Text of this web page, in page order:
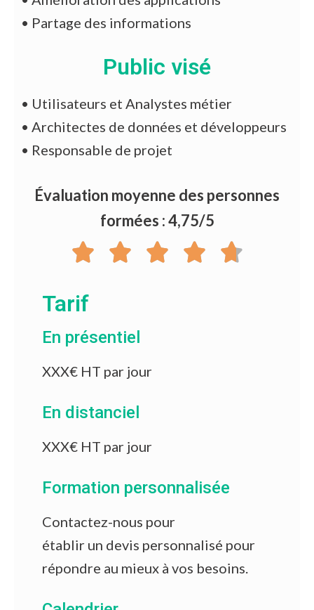
• Partage des informations
Public visé
• Utilisateurs et Analystes métier
• Architectes de données et développeurs
• Responsable de projet
Évaluation moyenne des personnes
formées : 4,75/5
    
Tarif
En présentiel
XXX€ HT par jour
En distanciel
XXX€ HT par jour
Formation personnalisée
Contactez-nous pour
établir un devis personnalisé pour
répondre au mieux à vos besoins.